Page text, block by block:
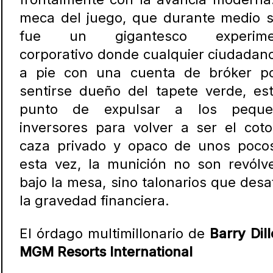
meca del juego, que durante medio
fue un gigantesco
corporativo donde cualquier
a pie con una cuenta de bróker
sentirse dueño del tapete verde,
punto de expulsar a los
inversores para volver a ser el
caza privado y opaco de unos
esta vez, la munición no son
bajo la mesa, sino talonarios que
la gravedad financiera.
El órdago multimillonario de Barry
MGM Resorts International